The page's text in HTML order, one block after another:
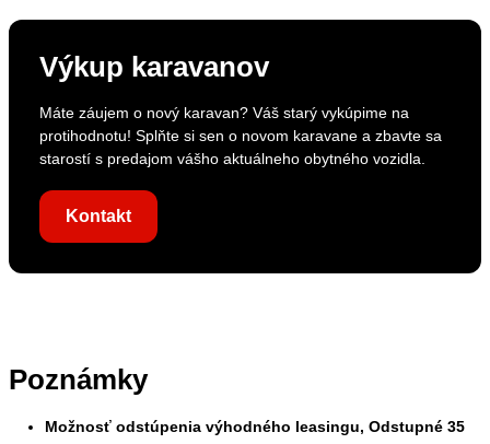
Výkup karavanov
Máte záujem o nový karavan? Váš starý vykúpime na
protihodnotu! Splňte si sen o novom karavane a zbavte sa
starostí s predajom vášho aktuálneho obytného vozidla.
Kontakt
Poznámky
Možnosť odstúpenia výhodného leasingu, Odstupné 35